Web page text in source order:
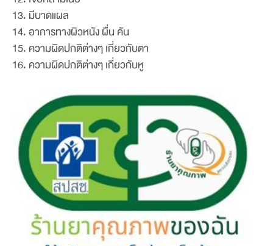
13. มีบาดแผล
14. อาการทางผิวหนัง ผื่น คัน
15. ความผิดปกติต่างๆ เกี่ยวกับตา
16. ความผิดปกติต่างๆ เกี่ยวกับหู